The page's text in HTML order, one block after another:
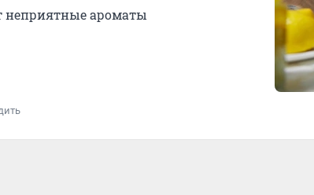
неприятные ароматы